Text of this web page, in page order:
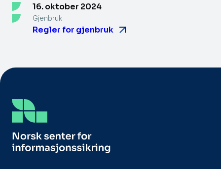
16. oktober 2024
Gjenbruk
Regler for gjenbruk